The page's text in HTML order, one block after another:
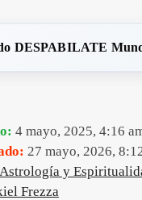
DESPABILATE
4 mayo, 2025, 4:16
27 mayo, 2026,
Astrología y
Frezza